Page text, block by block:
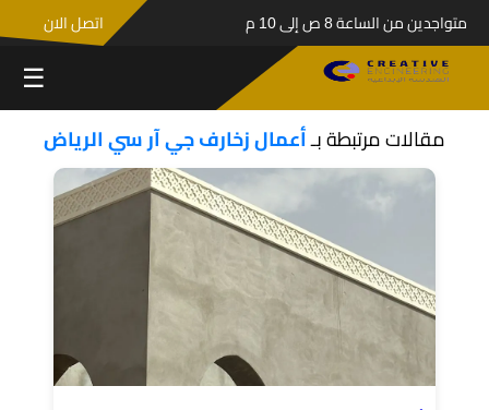
متواجدين من الساعة 8 ص إلى 10 م اتصل الان
☰
مقالات مرتبطة بـأعمال زخارف جي آر سي الرياض